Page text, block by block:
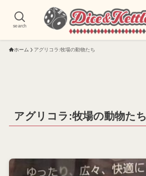
search
ホーム アグリコラ:牧場の動物たち
アグリコラ:牧場の動物たち